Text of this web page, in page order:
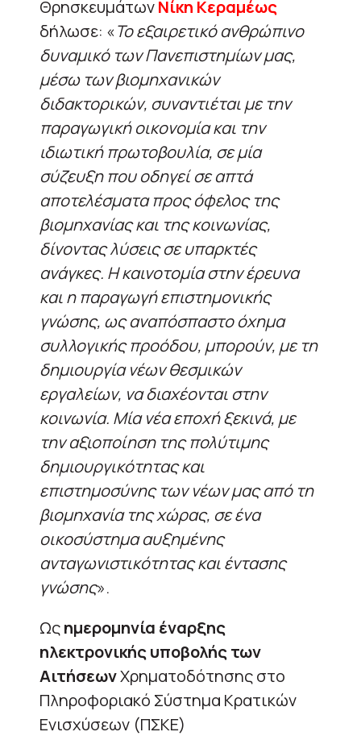
ΘρησκευμάτωνΝίκη Κεραμέως
δήλωσε: «Το εξαιρετικό ανθρώπινο
δυναμικό των Πανεπιστημίων μας,
μέσω των βιομηχανικών
διδακτορικών, συναντιέται με την
παραγωγική οικονομία και την
ιδιωτική πρωτοβουλία, σε μία
σύζευξη που οδηγεί σε απτά
αποτελέσματα προς όφελος της
βιομηχανίας και της κοινωνίας,
δίνοντας λύσεις σε υπαρκτές
ανάγκες. Η καινοτομία στην έρευνα
και η παραγωγή επιστημονικής
γνώσης, ως αναπόσπαστο όχημα
συλλογικής προόδου, μπορούν, με τη
δημιουργία νέων θεσμικών
εργαλείων, να διαχέονται στην
κοινωνία. Μία νέα εποχή ξεκινά, με
την αξιοποίηση της πολύτιμης
δημιουργικότητας και
επιστημοσύνης των νέων μας από τη
βιομηχανία της χώρας, σε ένα
οικοσύστημα αυξημένης
ανταγωνιστικότητας και έντασης
γνώσης».
Ωςημερομηνία έναρξης
ηλεκτρονικής υποβολής των
ΑιτήσεωνΧρηματοδότησης στο
Πληροφοριακό Σύστημα Κρατικών
Ενισχύσεων (ΠΣΚΕ)